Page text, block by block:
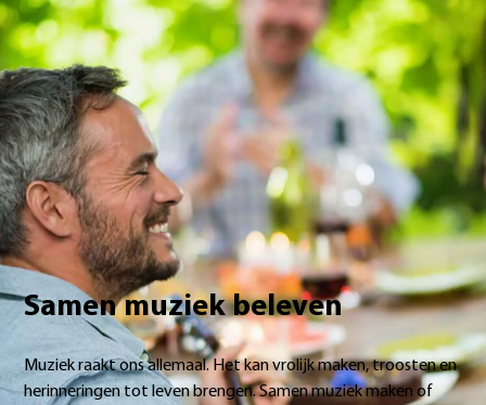
Op 21 september is het Wereld Alzheimerdag. Dit jaar is het
‘samen muziek maken’. Een prachtig thema, want muziek kan
herinneringen oproepen en verbinding brengen. Samen zingen,
luisteren of spelen geeft plezier en warmte. Om echt te kunnen
genieten van muziek en samenzijn, is goed horen natuurlijk erg
belangrijk.
Samen muziek beleven
Muziek raakt ons allemaal. Het kan vrolijk maken, troosten en
herinneringen tot leven brengen. Samen muziek maken of